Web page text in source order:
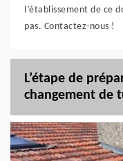
l’établissement de ce
pas. Contactez-nous !
L’étape de
changement de